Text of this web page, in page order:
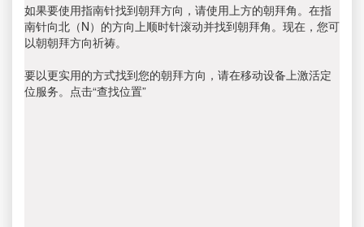
如果要使用指南针找到朝拜方向，请使用上方的朝拜角。在指
南针向北（N）的方向上顺时针滚动并找到朝拜角。现在，您可
以朝朝拜方向祈祷。
要以更实用的方式找到您的朝拜方向，请在移动设备上激活定
位服务。点击“查找位置”